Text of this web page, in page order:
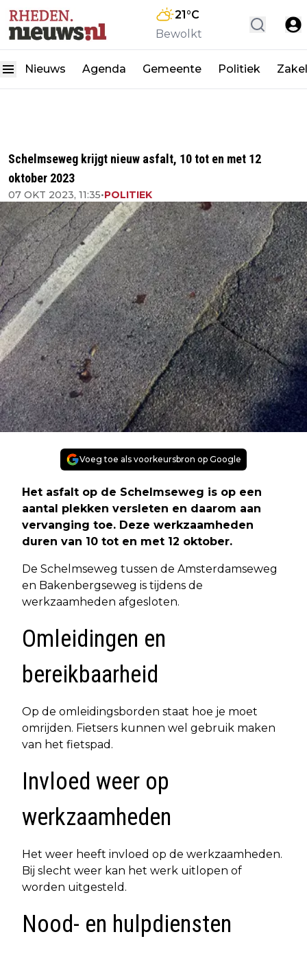
21°C
Bewolkt
Nieuws Agenda Gemeente Politiek
Schelmseweg krijgt nieuw asfalt, 10 tot en met 12
oktober 2023
07 OKT 2023, 11:35•POLITIEK
Voeg toe als voorkeursbron op Google
Het asfalt op de Schelmseweg is op een
aantal plekken versleten en daarom aan
vervanging toe. Deze werkzaamheden
duren van 10 tot en met 12 oktober.
De Schelmseweg tussen de Amsterdamseweg
en Bakenbergseweg is tijdens de
werkzaamheden afgesloten.
Omleidingen en
bereikbaarheid
Op de omleidingsborden staat hoe je moet
omrijden. Fietsers kunnen wel gebruik maken
van het fietspad.
Invloed weer op
werkzaamheden
Het weer heeft invloed op de werkzaamheden.
Bij slecht weer kan het werk uitlopen of
worden uitgesteld.
Nood- en hulpdiensten